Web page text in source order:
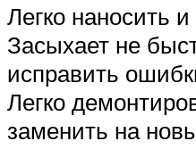
Легко наносить
Засыхает не
исправить
Легко
заменить на